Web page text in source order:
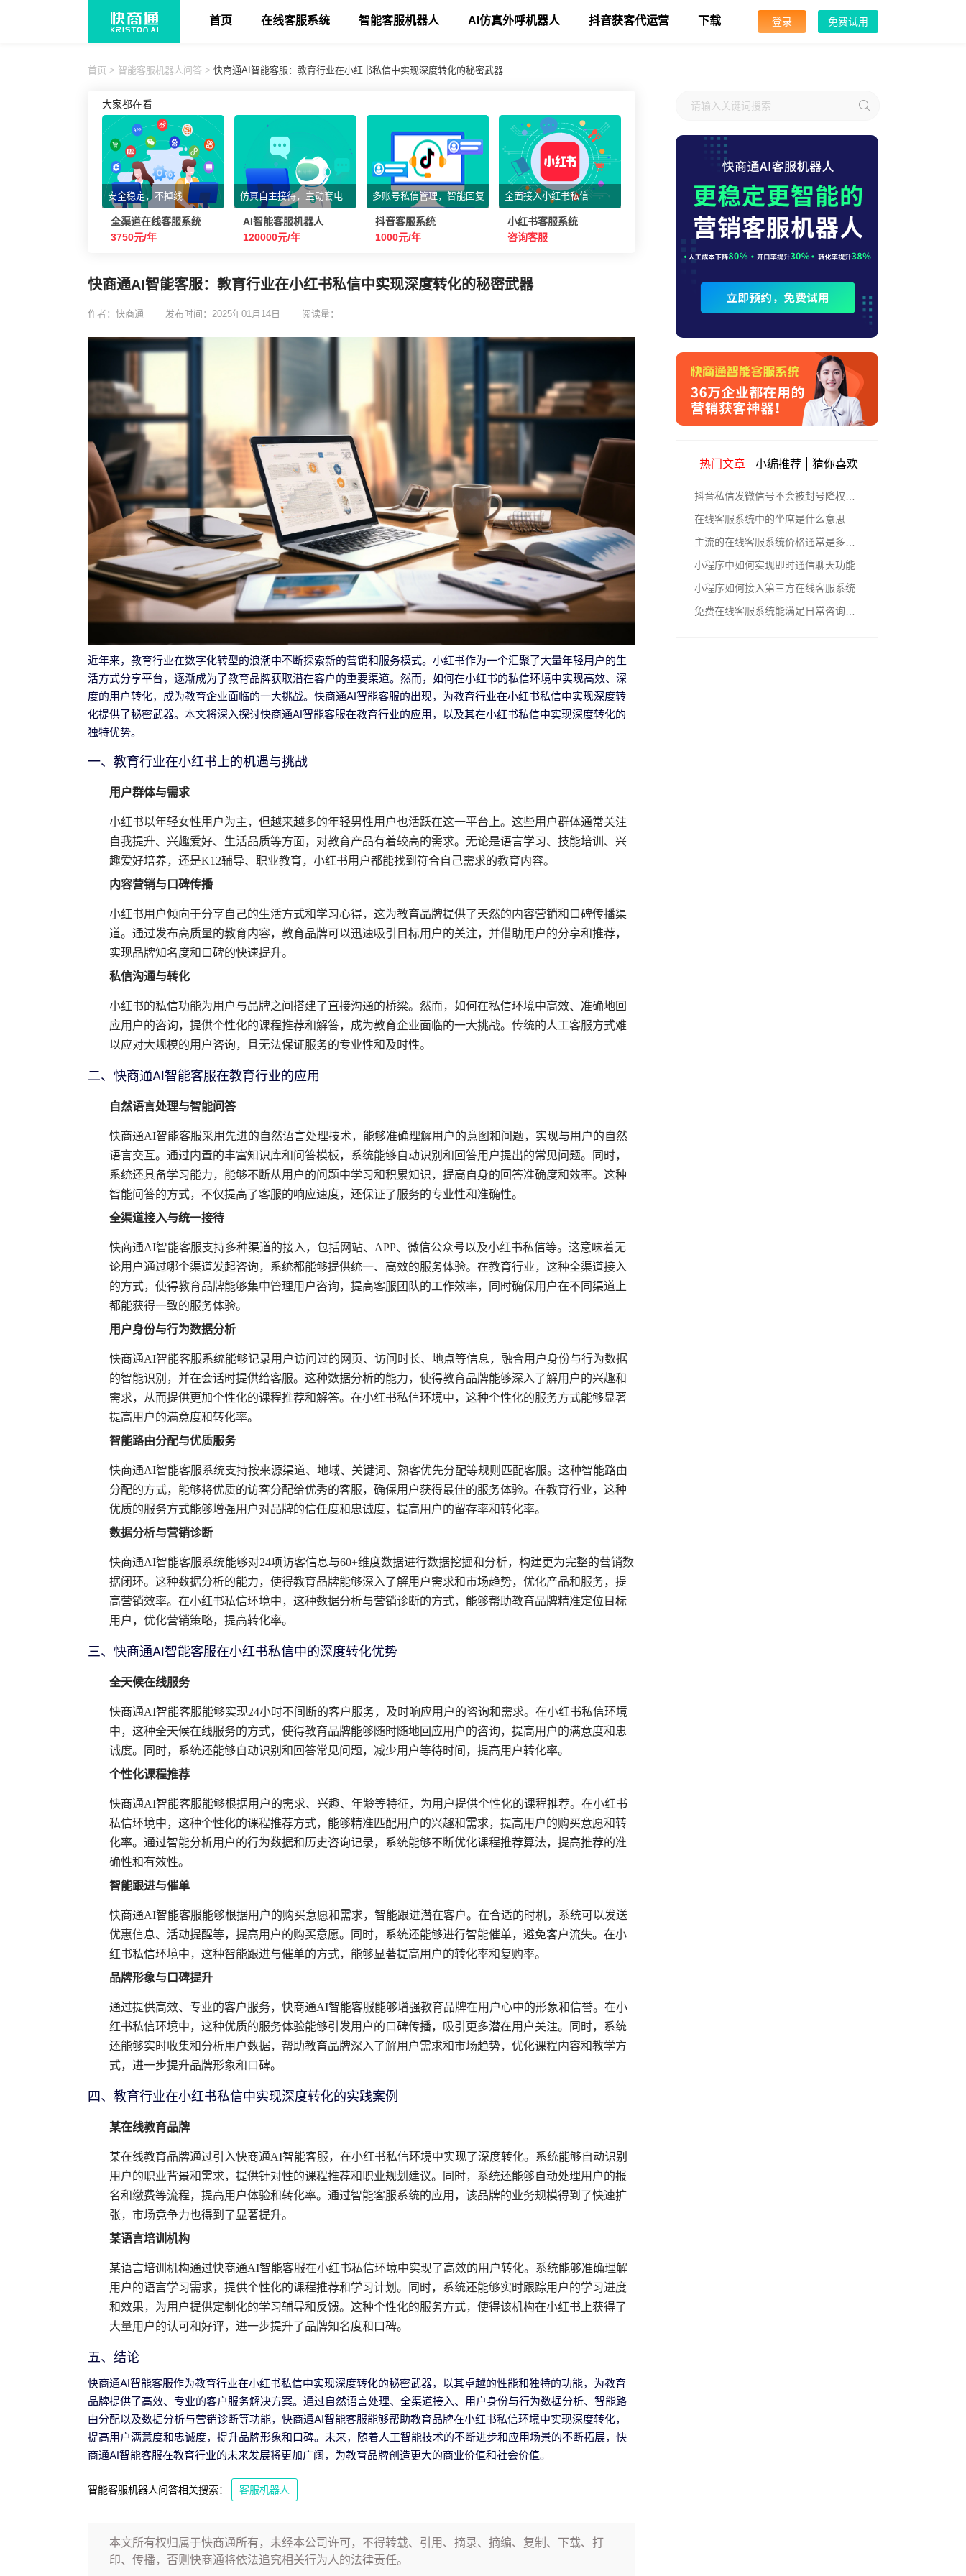
首页 在线客服系统 智能客服机器人 AI仿真外呼机器人 抖音获客代运营 下载 登录 免费试用
首页 > 智能客服机器人问答 > 快商通AI智能客服：教育行业在小红书私信中实现深度转化的秘密武器
大家都在看
安全稳定，不掉线
全渠道在线客服系统
3750元/年
仿真自主接待，主动套电
AI智能客服机器人
120000元/年
多账号私信管理，智能回复
抖音客服系统
1000元/年
全面接入小红书私信
小红书客服系统
咨询客服
快商通AI智能客服：教育行业在小红书私信中实现深度转化的秘密武器
作者：快商通 发布时间：2025年01月14日 阅读量：
近年来，教育行业在数字化转型的浪潮中不断探索新的营销和服务模式。小红书作为一个汇聚了大量年轻用户的生
活方式分享平台，逐渐成为了教育品牌获取潜在客户的重要渠道。然而，如何在小红书的私信环境中实现高效、深
度的用户转化，成为教育企业面临的一大挑战。快商通AI智能客服的出现，为教育行业在小红书私信中实现深度转
化提供了秘密武器。本文将深入探讨快商通AI智能客服在教育行业的应用，以及其在小红书私信中实现深度转化的
独特优势。
一、教育行业在小红书上的机遇与挑战
用户群体与需求
小红书以年轻女性用户为主，但越来越多的年轻男性用户也活跃在这一平台上。这些用户群体通常关注
自我提升、兴趣爱好、生活品质等方面，对教育产品有着较高的需求。无论是语言学习、技能培训、兴
趣爱好培养，还是K12辅导、职业教育，小红书用户都能找到符合自己需求的教育内容。
内容营销与口碑传播
小红书用户倾向于分享自己的生活方式和学习心得，这为教育品牌提供了天然的内容营销和口碑传播渠
道。通过发布高质量的教育内容，教育品牌可以迅速吸引目标用户的关注，并借助用户的分享和推荐，
实现品牌知名度和口碑的快速提升。
私信沟通与转化
小红书的私信功能为用户与品牌之间搭建了直接沟通的桥梁。然而，如何在私信环境中高效、准确地回
应用户的咨询，提供个性化的课程推荐和解答，成为教育企业面临的一大挑战。传统的人工客服方式难
以应对大规模的用户咨询，且无法保证服务的专业性和及时性。
二、快商通AI智能客服在教育行业的应用
自然语言处理与智能问答
快商通AI智能客服采用先进的自然语言处理技术，能够准确理解用户的意图和问题，实现与用户的自然
语言交互。通过内置的丰富知识库和问答模板，系统能够自动识别和回答用户提出的常见问题。同时，
系统还具备学习能力，能够不断从用户的问题中学习和积累知识，提高自身的回答准确度和效率。这种
智能问答的方式，不仅提高了客服的响应速度，还保证了服务的专业性和准确性。
全渠道接入与统一接待
快商通AI智能客服支持多种渠道的接入，包括网站、APP、微信公众号以及小红书私信等。这意味着无
论用户通过哪个渠道发起咨询，系统都能够提供统一、高效的服务体验。在教育行业，这种全渠道接入
的方式，使得教育品牌能够集中管理用户咨询，提高客服团队的工作效率，同时确保用户在不同渠道上
都能获得一致的服务体验。
用户身份与行为数据分析
快商通AI智能客服系统能够记录用户访问过的网页、访问时长、地点等信息，融合用户身份与行为数据
的智能识别，并在会话时提供给客服。这种数据分析的能力，使得教育品牌能够深入了解用户的兴趣和
需求，从而提供更加个性化的课程推荐和解答。在小红书私信环境中，这种个性化的服务方式能够显著
提高用户的满意度和转化率。
智能路由分配与优质服务
快商通AI智能客服系统支持按来源渠道、地域、关键词、熟客优先分配等规则匹配客服。这种智能路由
分配的方式，能够将优质的访客分配给优秀的客服，确保用户获得最佳的服务体验。在教育行业，这种
优质的服务方式能够增强用户对品牌的信任度和忠诚度，提高用户的留存率和转化率。
数据分析与营销诊断
快商通AI智能客服系统能够对24项访客信息与60+维度数据进行数据挖掘和分析，构建更为完整的营销数
据闭环。这种数据分析的能力，使得教育品牌能够深入了解用户需求和市场趋势，优化产品和服务，提
高营销效率。在小红书私信环境中，这种数据分析与营销诊断的方式，能够帮助教育品牌精准定位目标
用户，优化营销策略，提高转化率。
三、快商通AI智能客服在小红书私信中的深度转化优势
全天候在线服务
快商通AI智能客服能够实现24小时不间断的客户服务，及时响应用户的咨询和需求。在小红书私信环境
中，这种全天候在线服务的方式，使得教育品牌能够随时随地回应用户的咨询，提高用户的满意度和忠
诚度。同时，系统还能够自动识别和回答常见问题，减少用户等待时间，提高用户转化率。
个性化课程推荐
快商通AI智能客服能够根据用户的需求、兴趣、年龄等特征，为用户提供个性化的课程推荐。在小红书
私信环境中，这种个性化的课程推荐方式，能够精准匹配用户的兴趣和需求，提高用户的购买意愿和转
化率。通过智能分析用户的行为数据和历史咨询记录，系统能够不断优化课程推荐算法，提高推荐的准
确性和有效性。
智能跟进与催单
快商通AI智能客服能够根据用户的购买意愿和需求，智能跟进潜在客户。在合适的时机，系统可以发送
优惠信息、活动提醒等，提高用户的购买意愿。同时，系统还能够进行智能催单，避免客户流失。在小
红书私信环境中，这种智能跟进与催单的方式，能够显著提高用户的转化率和复购率。
品牌形象与口碑提升
通过提供高效、专业的客户服务，快商通AI智能客服能够增强教育品牌在用户心中的形象和信誉。在小
红书私信环境中，这种优质的服务体验能够引发用户的口碑传播，吸引更多潜在用户关注。同时，系统
还能够实时收集和分析用户数据，帮助教育品牌深入了解用户需求和市场趋势，优化课程内容和教学方
式，进一步提升品牌形象和口碑。
四、教育行业在小红书私信中实现深度转化的实践案例
某在线教育品牌
某在线教育品牌通过引入快商通AI智能客服，在小红书私信环境中实现了深度转化。系统能够自动识别
用户的职业背景和需求，提供针对性的课程推荐和职业规划建议。同时，系统还能够自动处理用户的报
名和缴费等流程，提高用户体验和转化率。通过智能客服系统的应用，该品牌的业务规模得到了快速扩
张，市场竞争力也得到了显著提升。
某语言培训机构
某语言培训机构通过快商通AI智能客服在小红书私信环境中实现了高效的用户转化。系统能够准确理解
用户的语言学习需求，提供个性化的课程推荐和学习计划。同时，系统还能够实时跟踪用户的学习进度
和效果，为用户提供定制化的学习辅导和反馈。这种个性化的服务方式，使得该机构在小红书上获得了
大量用户的认可和好评，进一步提升了品牌知名度和口碑。
五、结论
快商通AI智能客服作为教育行业在小红书私信中实现深度转化的秘密武器，以其卓越的性能和独特的功能，为教育
品牌提供了高效、专业的客户服务解决方案。通过自然语言处理、全渠道接入、用户身份与行为数据分析、智能路
由分配以及数据分析与营销诊断等功能，快商通AI智能客服能够帮助教育品牌在小红书私信环境中实现深度转化，
提高用户满意度和忠诚度，提升品牌形象和口碑。未来，随着人工智能技术的不断进步和应用场景的不断拓展，快
商通AI智能客服在教育行业的未来发展将更加广阔，为教育品牌创造更大的商业价值和社会价值。
智能客服机器人问答相关搜索： 客服机器人
本文所有权归属于快商通所有，未经本公司许可，不得转载、引用、摘录、摘编、复制、下载、打
印、传播，否则快商通将依法追究相关行为人的法律责任。
热门文章 小编推荐 猜你喜欢
在线客服系统中的坐席是什么意思
小程序中如何实现即时通信聊天功能
小程序如何接入第三方在线客服系统